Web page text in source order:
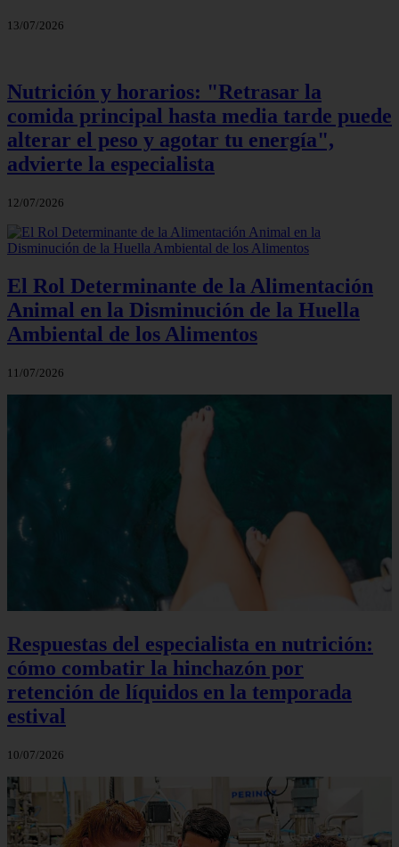
13/07/2026
Nutrición y horarios: "Retrasar la
comida principal hasta media tarde puede
alterar el peso y agotar tu energía",
advierte la especialista
12/07/2026
El Rol Determinante de la Alimentación
Animal en la Disminución de la Huella
Ambiental de los Alimentos
11/07/2026
Respuestas del especialista en nutrición:
cómo combatir la hinchazón por
retención de líquidos en la temporada
estival
10/07/2026